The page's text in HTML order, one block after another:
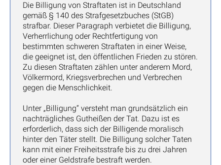
Die Billigung von Straftaten ist in Deutschland
gemäß § 140 des Strafgesetzbuches (StGB)
strafbar. Dieser Paragraph verbietet die Billigung,
Verherrlichung oder Rechtfertigung von
bestimmten schweren Straftaten in einer Weise,
die geeignet ist, den öffentlichen Frieden zu stören.
Zu diesen Straftaten zählen unter anderem Mord,
Völkermord, Kriegsverbrechen und Verbrechen
gegen die Menschlichkeit.
Unter „Billigung“ versteht man grundsätzlich ein
nachträgliches Gutheißen der Tat. Dazu ist es
erforderlich, dass sich der Billigende moralisch
hinter den Täter stellt. Die Billigung solcher Taten
kann mit einer Freiheitsstrafe bis zu drei Jahren
oder einer Geldstrafe bestraft werden.